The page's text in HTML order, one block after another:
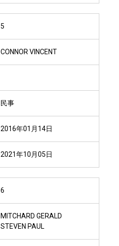
5
CONNOR VINCENT
民事
2016年01月14日
2021年10月05日
6
MITCHARD GERALD
STEVEN PAUL